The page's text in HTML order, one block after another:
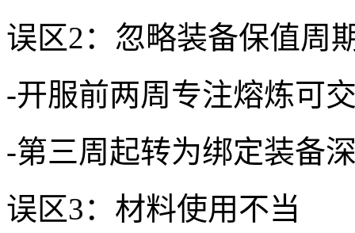
误区2：忽略装备保值周
-开服前两周专注熔炼可
-第三周起转为绑定装备
误区3：材料使用不当